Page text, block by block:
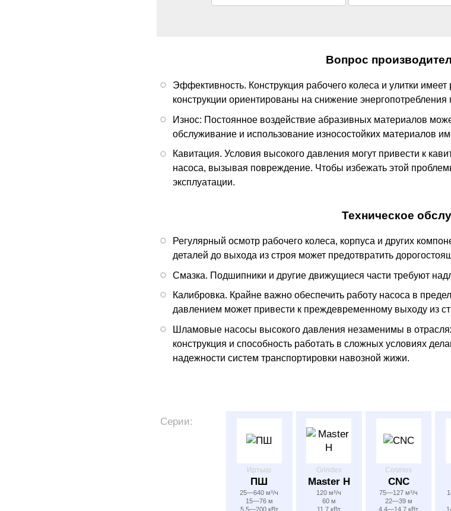
Вопрос
Эффективность. Конструкция рабочего колеса и улитки
конструкции ориентированы на снижение
Износ: Постоянное воздействие абразивных материалов
обслуживание и использование износостойких материалов
Кавитация. Условия высокого давления могут привести к
насоса, вызывая повреждение. Чтобы избежать этой
эксплуатации.
Техническое
Регулярный осмотр рабочего колеса, корпуса и других
деталей до выхода из строя может предотвратить
Смазка. Подшипники и другие движущиеся части требуют
Калибровка. Крайне важно обеспечить работу насоса в
давлением может привести к преждевременному выходу из
Шламовые насосы высокого давления незаменимы в
конструкция и способность работать в сложных условиях
надежности систем транспортировки навозной жижи.
Серии:
Иртыш
ПШ
25—640 м³/ч
15—76 м
5.5—200 кВт
Grindex
Master H
120 м³/ч
60 м
11.7 кВт
Cosmos
CNC
75—127 м³/ч
22—39 м
4.4—14.7 кВт